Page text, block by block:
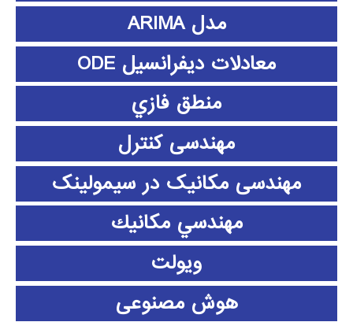
مدل ARIMA
معادلات دیفرانسیل ODE
منطق فازي
مهندسی کنترل
مهندسی مکانیک در سیمولینک
مهندسي مكانيك
ویولت
هوش مصنوعی